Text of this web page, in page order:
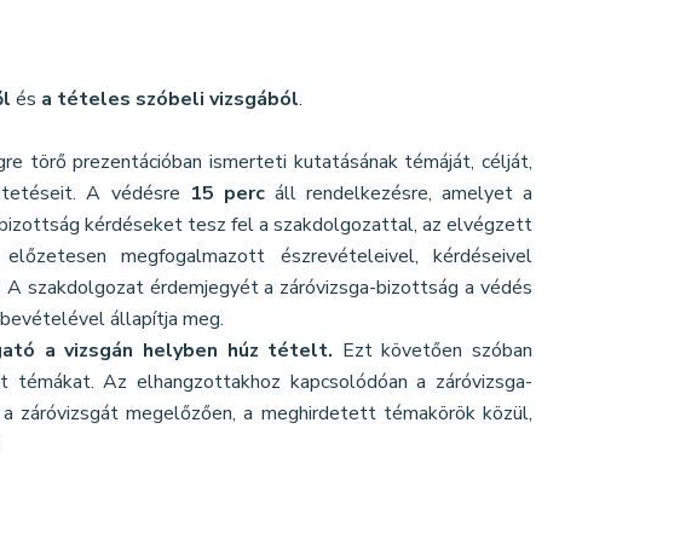
és a tételes szóbeli vizsgából.
törő prezentációban ismerteti kutatásának témáját, célját,
A védésre 15 percáll rendelkezésre, amelyet a
kérdéseket tesz fel a szakdolgozattal, az elvégzett
megfogalmazott észrevételeivel, kérdéseivel
szakdolgozat érdemjegyét a záróvizsga-bizottság a védés
állapítja meg.
a vizsgán helyben húz tételt. Ezt követően szóban
Az elhangzottakhoz kapcsolódóan a záróvizsga-
megelőzően, a meghirdetett témakörök közül,